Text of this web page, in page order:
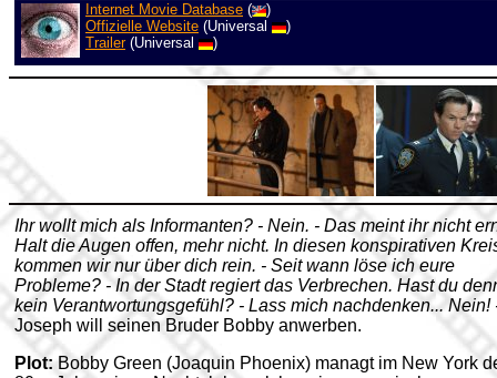
Internet Movie Database (
)
Offizielle Website (Universal
)
Trailer(Universal )
Ihr wollt mich als Informanten? - Nein. - Das meint ihr nicht
Halt die Augen offen, mehr nicht. In diesen konspirativen
kommen wir nur über dich rein. - Seit wann löse ich eure
Probleme? - In der Stadt regiert das Verbrechen. Hast du
kein Verantwortungsgefühl? - Lass mich nachdenken... Nein!
Joseph will seinen Bruder Bobby anwerben.
Plot:Bobby Green (Joaquin Phoenix) managt im New York